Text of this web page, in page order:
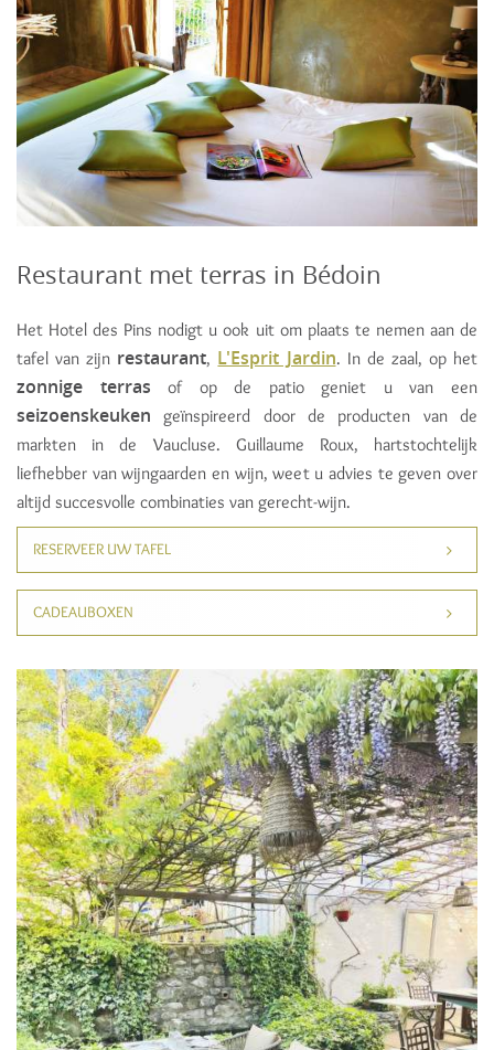
Restaurant met terras in Bédoin
Het Hotel des Pins nodigt u ook uit om plaats te nemen aan de
tafel van zijn restaurant, L'Esprit Jardin. In de zaal, op het
zonnige terras of op de patio geniet u van een
seizoenskeuken geïnspireerd door de producten van de
markten in de Vaucluse. Guillaume Roux, hartstochtelijk
liefhebber van wijngaarden en wijn, weet u advies te geven over
altijd succesvolle combinaties van gerecht-wijn.
RESERVEER UW TAFEL
CADEAUBOXEN